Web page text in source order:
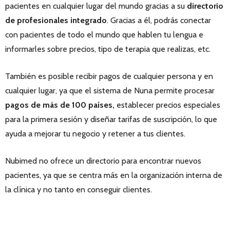
pacientes en cualquier lugar del mundo gracias a su directorio
de profesionales integrado. Gracias a él, podrás conectar
con pacientes de todo el mundo que hablen tu lengua e
informarles sobre precios, tipo de terapia que realizas, etc.
También es posible recibir pagos de cualquier persona y en
cualquier lugar, ya que el sistema de Nuna permite procesar
pagos de más de 100 países, establecer precios especiales
para la primera sesión y diseñar tarifas de suscripción, lo que
ayuda a mejorar tu negocio y retener a tus clientes.
Nubimed no ofrece un directorio para encontrar nuevos
pacientes, ya que se centra más en la organización interna de
la clínica y no tanto en conseguir clientes.